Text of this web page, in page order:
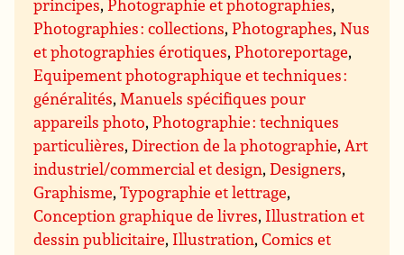
principes,Photographie et photographies,
Photographies : collections,Photographes,Nus
et photographies érotiques,Photoreportage,
Equipement photographique et techniques :
généralités,Manuels spécifiques pour
appareils photo,Photographie : techniques
particulières,Direction de la photographie,Art
industriel/commercial et design,Designers,
Graphisme,Typographie et lettrage,
Conception graphique de livres, Illustration et
dessin publicitaire, Illustration,Comics et